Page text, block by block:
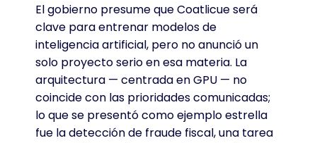
El gobierno presume que Coatlicue será
clave para entrenar modelos de
inteligencia artificial, pero no anunció un
solo proyecto serio en esa materia. La
arquitectura — centrada en GPU — no
coincide con las prioridades comunicadas;
lo que se presentó como ejemplo estrella
fue la detección de fraude fiscal, una tarea